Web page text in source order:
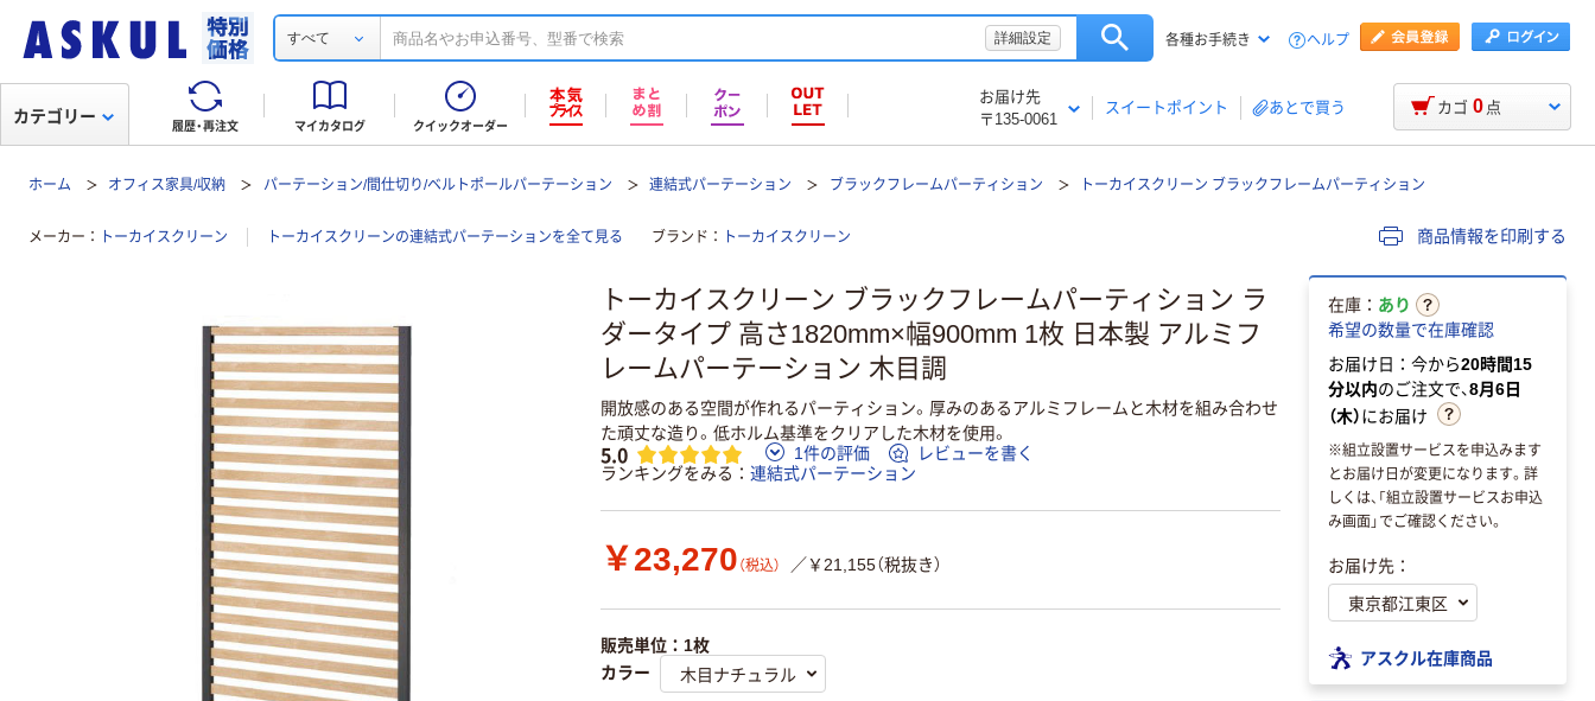
すべて 詳細設定 各種お手続き ヘルプ
履歴・再注文 マイカタログ クイックオーダー
お届け先
〒135-0061
スイートポイント あとで買う
カテゴリー カゴ 0 点
ホーム オフィス家具/収納 パーテーション/間仕切り/ベルトポールパーテーション 連結式パーテーション ブラックフレームパーティション トーカイスクリーン ブラックフレームパーティション
メーカー トーカイスクリーン トーカイスクリーンの連結式パーテーションを全て見る ブランド トーカイスクリーン 商品情報を印刷する
トーカイスクリーン ブラックフレームパーティション ラ
ダータイプ 高さ1820mm×幅900mm 1枚 日本製 アルミフ
レームパーテーション 木目調
開放感のある空間が作れるパーティション。厚みのあるアルミフレームと木材を組み合わせ
た頑丈な造り。低ホルム基準をクリアした木材を使用。
5.0 1件の評価
レビューを書く
ランキングをみる
連結式パーテーション
￥23,270 （税込） ／￥21,155（税抜き）
販売単位：1枚
カラー
在庫： あり
希望の数量で在庫確認
お届け日：今から20時間15
分以内のご注文で、8月6日
（木）にお届け
※組立設置サービスを申込みます
とお届け日が変更になります。詳
しくは、「組立設置サービスお申込
み画面」でご確認ください。
お届け先：
アスクル在庫商品